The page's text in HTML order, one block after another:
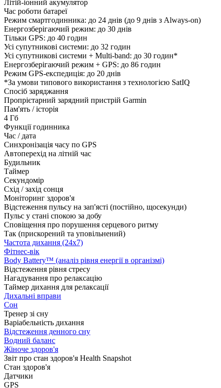
Літій-іонний акумулятор
Час роботи батареї
Режим смартгодинника: до 24 днів (до 9 днів з Always-on)
Енергозберігаючий режим: до 30 днів
Тільки GPS: до 40 годин
Усі супутникові системи: до 32 годин
Усі супутникові системи + Multi-band: до 30 годин*
Енергозберігаючий режим + GPS: до 86 годин
Режим GPS-експедиція: до 20 днів
*За умови типового використання з технологією SatIQ
Спосіб заряджання
Пропрієтарний зарядний пристрій Garmin
Пам'ять / історія
4 Гб
Функції годинника
Час / дата
Синхронізація часу по GPS
Автоперехід на літній час
Будильник
Таймер
Секундомір
Схід / захід сонця
Моніторинг здоров'я
Відстеження пульсу на зап'ясті (постійно, щосекунди)
Пульс у стані спокою за добу
Сповіщення про порушення серцевого ритму
Так (прискорений та уповільнений)
Частота дихання (24x7)
Фітнес-вік
Body Battery™ (аналіз рівня енергії в організмі)
Відстеження рівня стресу
Нагадування про релаксацію
Таймер дихання для релаксації
Дихальні вправи
Сон
Тренер зі сну
Варіабельність дихання
Відстеження денного сну
Водний баланс
Жіноче здоров'я
Звіт про стан здоров'я Health Snapshot
Стан здоров'я
Датчики
GPS